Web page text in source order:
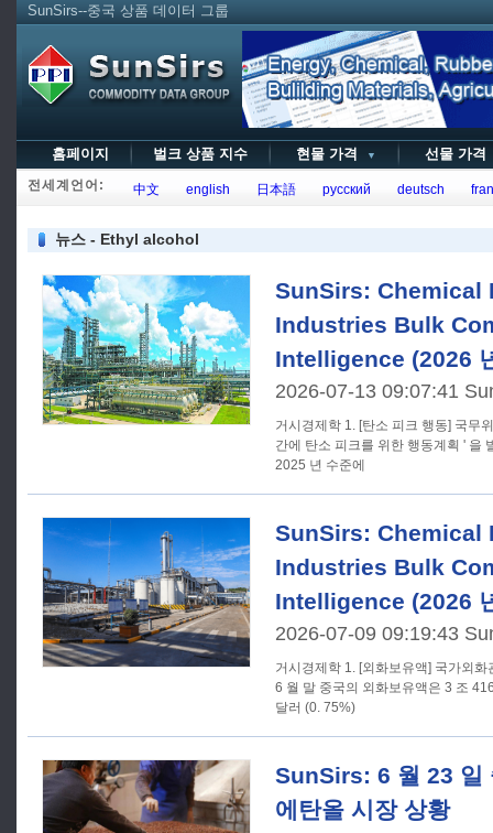
SunSirs--중국 상품 데이터 그룹
홈페이지 벌크 상품 지수 현물 가격 ▼ 선물 가
전세계언어: 中文 english 日本語 русский deutsch
뉴스 - Ethyl alcohol
SunSirs: Chemical
Industries Bulk
Intelligence (2026
2026-07-13 09:07:41
거시경제학 1. [탄소 피크 행동] 국무위원회는 ' 제 15 차 5 개년 계획기
간에 탄소 피크를 위한 행동계획 ' 을
2025 년 수준에
SunSirs: Chemical
Industries Bulk
Intelligence (2026
2026-07-09 09:19:43
거시경제학 1. [외화보유액] 국가외화관리국의 통계에 따르면, 2026 년
6 월 말 중국의 외화보유액은 3 조
달러 (0. 75%)
SunSirs: 6 월 23 일
에탄올 시장 상황